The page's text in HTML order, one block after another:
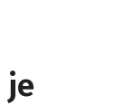
je